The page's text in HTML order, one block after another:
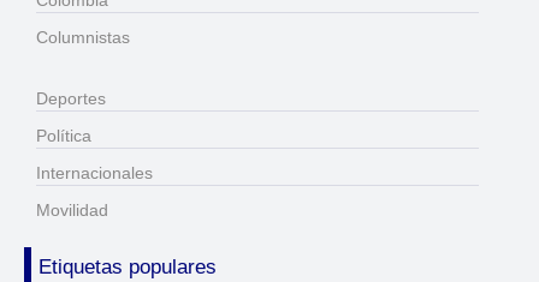
Columnistas
Deportes
Política
Internacionales
Movilidad
Etiquetas populares